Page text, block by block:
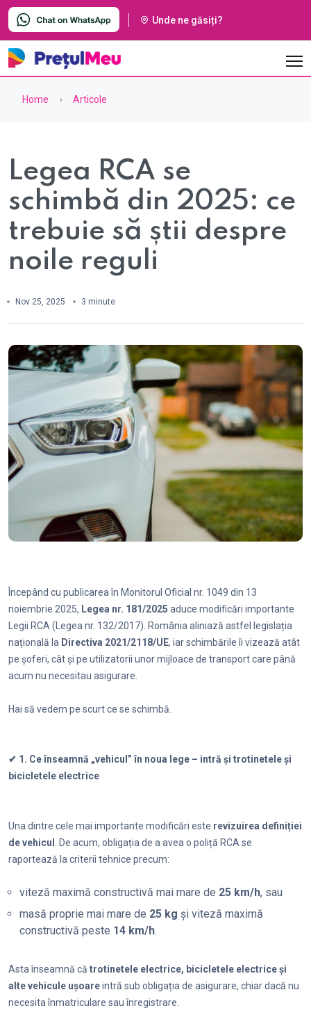
Unde ne găsiți?
Home Articole
Legea RCA se
schimbă din 2025: ce
trebuie să știi despre
noile reguli
Nov 25, 2025 3 minute
Începând cu publicarea în Monitorul Oficial nr. 1049 din 13
noiembrie 2025, Legea nr. 181/2025 aduce modificări importante
Legii RCA (Legea nr. 132/2017). România aliniază astfel legislația
națională la Directiva 2021/2118/UE, iar schimbările îi vizează atât
pe șoferi, cât și pe utilizatorii unor mijloace de transport care până
acum nu necesitau asigurare.
Hai să vedem pe scurt ce se schimbă.
✔ 1. Ce înseamnă „vehicul” în noua lege – intră și trotinetele și
bicicletele electrice
Una dintre cele mai importante modificări este revizuirea definiției
de vehicul
. De acum, obligația de a avea o poliță RCA se
raportează la criterii tehnice precum:
viteză maximă constructivă mai mare de 25 km/h, sau
masă proprie mai mare de 25 kg și viteză maximă
constructivă peste 14 km/h.
Asta înseamnă că trotinetele electrice, bicicletele electrice și
alte vehicule ușoareintră sub obligația de asigurare, chiar dacă nu
necesita înmatriculare sau înregistrare.